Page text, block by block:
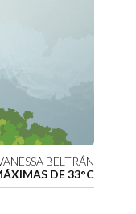
BELTRÁN
DE 33°C